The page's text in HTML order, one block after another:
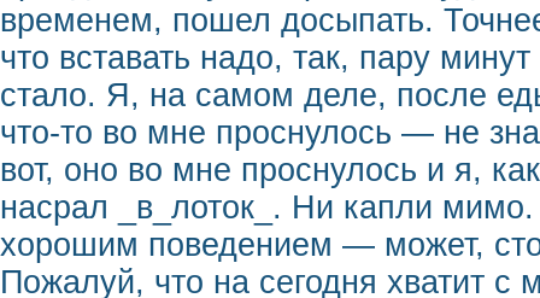
временем, пошел досыпать.
что вставать надо, так, пару
стало. Я, на самом деле, после
что-то во мне проснулось — не
вот, оно во мне проснулось и я,
насрал _в_лоток_. Ни капли
хорошим поведением — может,
Пожалуй, что на сегодня хватит